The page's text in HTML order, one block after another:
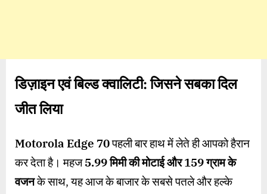
डिज़ाइन एवं बिल्ड क्वालिटी: जिसने सबका दिल
जीत लिया
Motorola Edge 70पहली बार हाथ में लेते ही आपको हैरान
कर देता है। महज5.99मिमी की मोटाई और159ग्राम के
वजनके साथ, यह आज के बाजार के सबसे पतले और हल्के